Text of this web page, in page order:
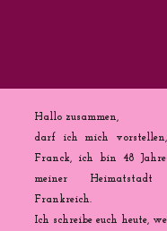
Hallo zusammen,
darf ich mich
Franck, ich bin 48
meiner
Frankreich.
Ich schreibe euch heute,